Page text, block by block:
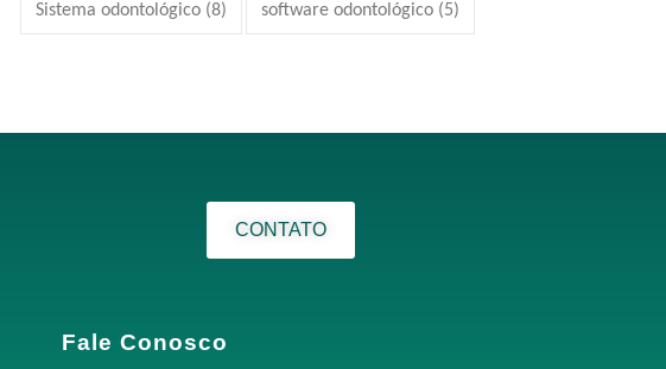
Sistema odontológico (8) software odontológico (5)
CONTATO
Fale Conosco